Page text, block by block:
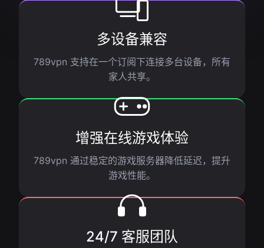
多设备兼容
789vpn 支持在一个订阅下连接多台设备，所有
家人共享。
增强在线游戏体验
789vpn 通过稳定的游戏服务器降低延迟，提升
游戏性能。
24/7 客服团队